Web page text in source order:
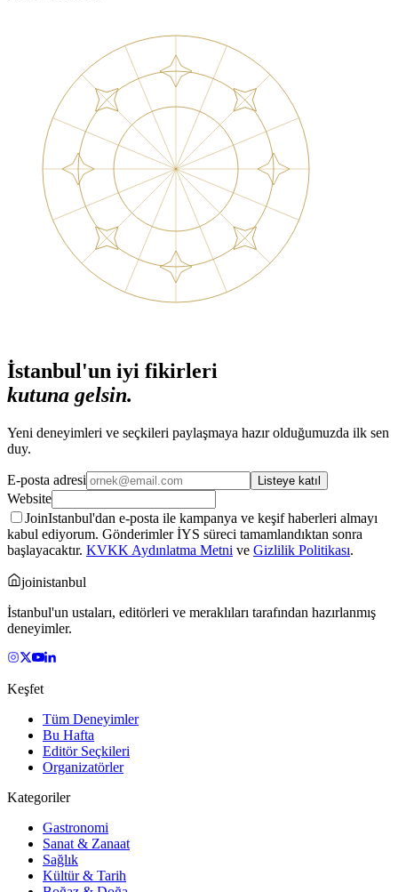
İstanbul'un iyi fikirleri
kutuna gelsin.
Yeni deneyimleri ve seçkileri paylaşmaya hazır olduğumuzda ilk sen
duy.
E-posta adresi Listeye katıl
Website
JoinIstanbul'dan e-posta ile kampanya ve keşif haberleri almayı
kabul ediyorum. Gönderimler İYS süreci tamamlandıktan sonra
başlayacaktır. KVKK Aydınlatma Metni ve Gizlilik Politikası.
joinistanbul
İstanbul'un ustaları, editörleri ve meraklıları tarafından hazırlanmış
deneyimler.
Keşfet
Tüm Deneyimler
Bu Hafta
Editör Seçkileri
Organizatörler
Kategoriler
Gastronomi
Sanat & Zanaat
Sağlık
Kültür & Tarih